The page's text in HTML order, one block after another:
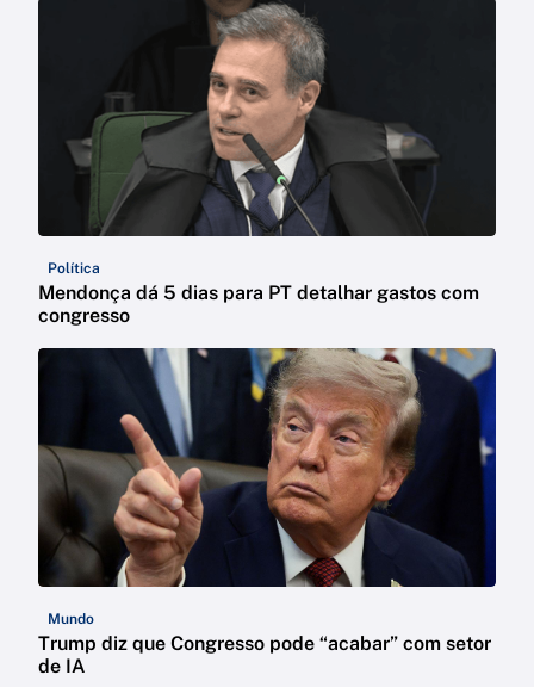
Política
Mendonça dá 5 dias para PT detalhar gastos com
congresso
Mundo
Trump diz que Congresso pode “acabar” com setor
de IA